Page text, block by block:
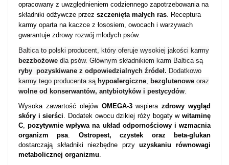
opracowany z uwzględnieniem codziennego zapotrzebowania na
składniki odżywcze przez szczenięta małych ras. Receptura
karmy oparta na kaczce z łososiem, owocach i warzywach
gwarantuje zdrowy rozwój młodych psów.
Baltica to polski producent, który oferuje wysokiej jakości karmy
bezzbożowe dla psów. Głównym składnikiem karm Baltica są
ryby pozyskiwane z odpowiedzialnych źródeł. Dodatkowo
karmy tego producenta są hypoalergiczne, bezglutenowe oraz
wolne od konserwantów, antybiotyków i pestycydów.
Wysoka zawartość olejów OMEGA-3wspierazdrowy wygląd
skóry i sierści. Dodatek owocu dzikiej róży bogaty wwitaminę
C, pozytywnie wpływa na układ odpornościowy i wzmacnia
organizm psa. Ostropest, czystek oraz beta-glukan
dostarczają składniki niezbędne przyuzyskaniu równowagi
metabolicznej organizmu.